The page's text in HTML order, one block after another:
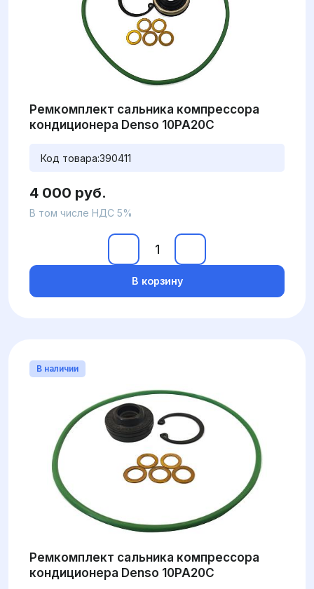
Ремкомплект сальника компрессора
кондиционера Denso 10PA20C
Код товара:390411
4 000 руб.
В том числе НДС 5%
В корзину
В наличии
Ремкомплект сальника компрессора
кондиционера Denso 10PA20C